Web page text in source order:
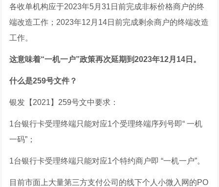
各收单机构应于2023年5月31日前完成非标价格商户的终
端改造工作；2023年12月14日前完成剩余商户的终端改造
工作。
这意味着“一机一户”政策再次延期到2023年12月 14 日。
什么是259号文件？
银发【2021】259号文中要求：
1台银行卡受理终端只能对应1个受理终端序列号即“ 一机
一码”；
1台银行卡受理终端只能对应1个特约商户即 “一机一户”。
目前市面上大量第三方支付公司的线下个人小微入网的PO